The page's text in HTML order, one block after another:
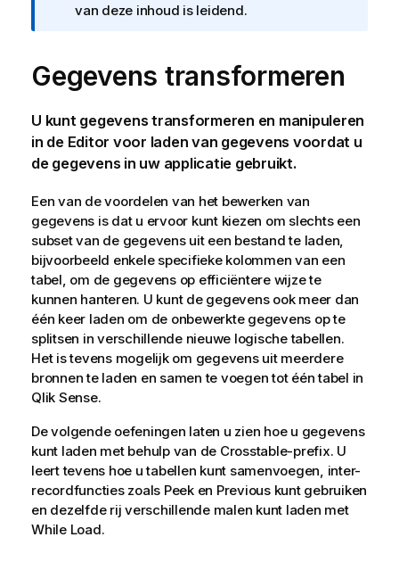
van deze inhoud is leidend.
Gegevens transformeren
U kunt gegevens transformeren en manipuleren
in de Editor voor laden van gegevens voordat u
de gegevens in uw applicatie gebruikt.
Een van de voordelen van het bewerken van
gegevens is dat u ervoor kunt kiezen om slechts een
subset van de gegevens uit een bestand te laden,
bijvoorbeeld enkele specifieke kolommen van een
tabel, om de gegevens op efficiëntere wijze te
kunnen hanteren. U kunt de gegevens ook meer dan
één keer laden om de onbewerkte gegevens op te
splitsen in verschillende nieuwe logische tabellen.
Het is tevens mogelijk om gegevens uit meerdere
bronnen te laden en samen te voegen tot één tabel in
Qlik Sense.
De volgende oefeningen laten u zien hoe u gegevens
kunt laden met behulp van de Crosstable-prefix. U
leert tevens hoe u tabellen kunt samenvoegen, inter-
recordfuncties zoals Peeken Previouskunt gebruiken
en dezelfde rij verschillende malen kunt laden met
While Load.